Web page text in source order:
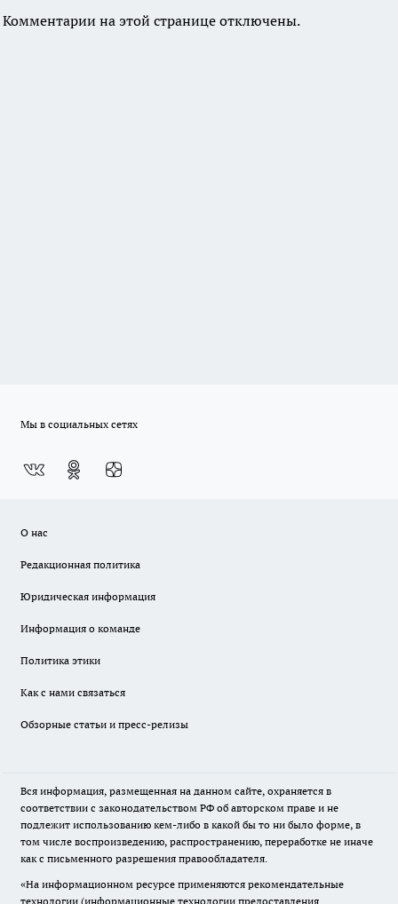
Комментарии на этой странице отключены.
Мы в социальных сетях
О нас
Редакционная политика
Юридическая информация
Информация о команде
Политика этики
Как с нами связаться
Обзорные статьи и пресс-релизы
Вся информация, размещенная на данном сайте, охраняется в
соответствии с законодательством РФ об авторском праве и не
подлежит использованию кем-либо в какой бы то ни было форме, в
том числе воспроизведению, распространению, переработке не иначе
как с письменного разрешения правообладателя.
«На информационном ресурсе применяются рекомендательные
технологии (информационные технологии предоставления